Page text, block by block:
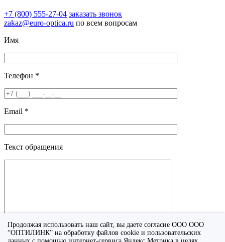
Продолжая использовать наш сайт, вы даете согласие ООО ООО
“ОПТИЛИНК” на обработку файлов cookie и пользовательских
+7 (800) 555-27-04 заказать звонок
zakaz@euro-optica.ru по всем вопросам
Имя
Телефон *
Email *
Текст обращения